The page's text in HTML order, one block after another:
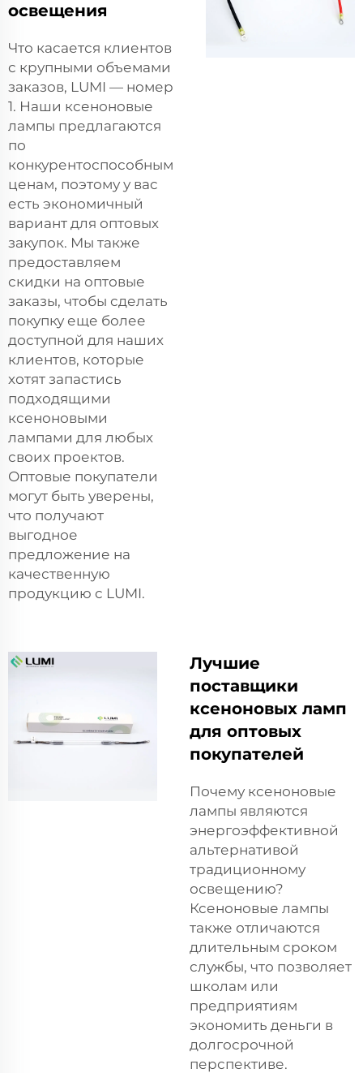
освещения
Что касается клиентов
с крупными объемами
заказов, LUMI — номер
1. Наши ксеноновые
лампы предлагаются
по
конкурентоспособным
ценам, поэтому у вас
есть экономичный
вариант для оптовых
закупок. Мы также
предоставляем
скидки на оптовые
заказы, чтобы сделать
покупку еще более
доступной для наших
клиентов, которые
хотят запастись
подходящими
ксеноновыми
лампами для любых
своих проектов.
Оптовые покупатели
могут быть уверены,
что получают
выгодное
предложение на
качественную
продукцию с LUMI.
Лучшие
поставщики
ксеноновых ламп
для оптовых
покупателей
Почему ксеноновые
лампы являются
энергоэффективной
альтернативой
традиционному
освещению?
Ксеноновые лампы
также отличаются
длительным сроком
службы, что позволяет
школам или
предприятиям
экономить деньги в
долгосрочной
перспективе.